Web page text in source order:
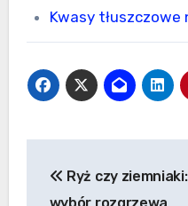
Kwasy tłuszczowe
wpisu
Ryż czy ziemniaki: